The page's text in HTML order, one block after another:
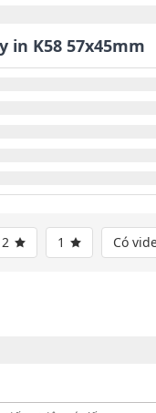
in K58 57x45mm
2 1 Có